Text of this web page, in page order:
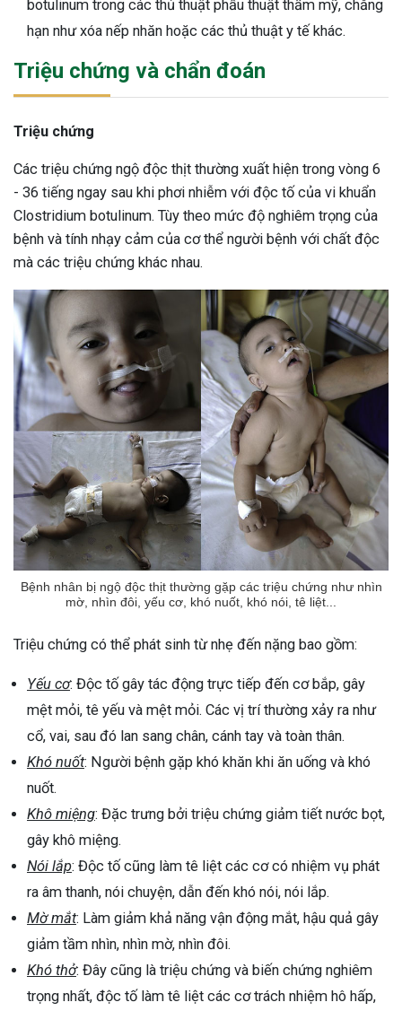
botulinum trong các thủ thuật phẫu thuật thẩm mỹ, chẳng
hạn như xóa nếp nhăn hoặc các thủ thuật y tế khác.
Triệu chứng và chẩn đoán
Triệu chứng
Các triệu chứng ngộ độc thịt thường xuất hiện trong vòng 6
- 36 tiếng ngay sau khi phơi nhiễm với độc tố của vi khuẩn
Clostridium botulinum. Tùy theo mức độ nghiêm trọng của
bệnh và tính nhạy cảm của cơ thể người bệnh với chất độc
mà các triệu chứng khác nhau.
Bệnh nhân bị ngộ độc thịt thường gặp các triệu chứng như nhìn
mờ, nhìn đôi, yếu cơ, khó nuốt, khó nói, tê liệt...
Triệu chứng có thể phát sinh từ nhẹ đến nặng bao gồm:
Yếu cơ: Độc tố gây tác động trực tiếp đến cơ bắp, gây
mệt mỏi, tê yếu và mệt mỏi. Các vị trí thường xảy ra như
cổ, vai, sau đó lan sang chân, cánh tay và toàn thân.
Khó nuốt: Người bệnh gặp khó khăn khi ăn uống và khó
nuốt.
Khô miệng: Đặc trưng bởi triệu chứng giảm tiết nước bọt,
gây khô miệng.
Nói lắp: Độc tố cũng làm tê liệt các cơ có nhiệm vụ phát
ra âm thanh, nói chuyện, dẫn đến khó nói, nói lắp.
Mờ mắt: Làm giảm khả năng vận động mắt, hậu quả gây
giảm tầm nhìn, nhìn mờ, nhìn đôi.
Khó thở: Đây cũng là triệu chứng và biến chứng nghiêm
trọng nhất, độc tố làm tê liệt các cơ trách nhiệm hô hấp,